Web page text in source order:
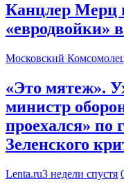
Канцлер Мерц
«евродвойки»
Московский
«Это мятеж».
министр
проехался» по
Зеленского
Lenta.ru3 недели спустя